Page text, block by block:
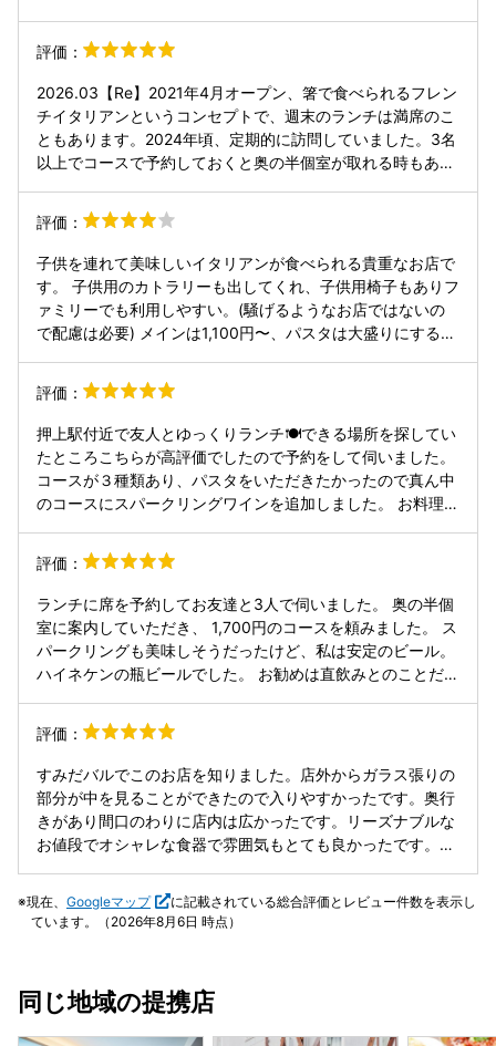
評価：
2026.03【Re】2021年4月オープン、箸で食べられるフレン
チイタリアンというコンセプトで、週末のランチは満席のこ
ともあります。2024年頃、定期的に訪問していました。3名
以上でコースで予約しておくと奥の半個室が取れる時もある
ンチ時間帯のソフトドリンクは¥200と格安。 推しの店員さ
ん(パンを焼いてたお姉さん)はいなくなってしまったのです
が、どこかで元気にしてることを祈ってます！ 今回は久しぶ
りの訪問だったのですが、単品の本日のパスタやデザートは
店員さんに聞かないと分からなかったり、サービスは改善の
余地がありそうです。
評価：
子供を連れて美味しいイタリアンが食べられる貴重なお店で
す。 子供用のカトラリーも出してくれ、子供用椅子もありフ
ァミリーでも利用しやすい。(騒げるようなお店ではないの
で配慮は必要) メインは1,100円〜、パスタは大盛りにすると
ので男性だと物足りないかも。 誕生日祝いでデザートプレー
トをお願いしましたがクオリティーがイマイチだったので頼
まなくて良いかなと思いました。(小さなデザートが3つで
1,500円) とはいえトータルで見ればかなり良いお店だと思い
ます、このあたりはランチの価格帯も高いので気軽にオシャ
レなイタリアンを食べたい方にオススメです。
評価：
押上駅付近で友人とゆっくりランチ🍽️できる場所を探してい
たところこちらが高評価でしたので予約をして伺いました。
コースが３種類あり、パスタをいただきたかったので真ん中
のコースにスパークリングワインを追加しました。 お料理の
ート&コーヒーがいただけるのはとてもリーズナブルな印象
でした！ 田園都市線ホームからのルートがすこし分かりづら
かったのですが、一度覚えれば難しいことはありません。ま
た伺いたいです。
評価：
ランチに席を予約してお友達と3人で伺いました。 奥の半個
室に案内していただき、 1,700円のコースを頼みました。 ス
パークリングも美味しそうだったけど、私は安定のビール。
ハイネケンの瓶ビールでした。 お勧めは直飲みとのことだけ
えてて美味しかったー。 お料理の出方はゆっくり目です。
女子3人で会話が弾んでいたから、気を遣ってくれていたの
かも。 急ぎなら先に伝えておくのがいいかもです。 サラダ
も美味しかったけど、カボチャのスープもとっても美味しか
ったです。 メインの鶏もも肉は小さいポーションがいくつか
だったので、これは塊肉の方が良かったかな。 デザートのブ
リュレはパリトロでとっても美味しかったです。 次はロース
走様でした。
評価：
すみだバルでこのお店を知りました。店外からガラス張りの
部分が中を見ることができたので入りやすかったです。奥行
きがあり間口のわりに店内は広かったです。リーズナブルな
お値段でオシャレな食器で雰囲気もとても良かったです。お
とつぶ貝のペペロンチーノ！炙りウニは風味がでていて、パ
スタの茹で具合もちょうど良かったです。バルのメニューに
現在、 Googleマップ
に記載されている総合評価とレビュー件数を表示し
ています。（2026年8月6日 時点）
同じ地域の提携店